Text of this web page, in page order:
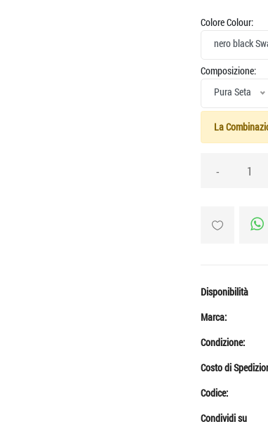
Colore Colour:
nero black
Composizione:
Pura Seta
La
-
Disponibilità
Marca:
Condizione:
Costo di
Codice:
Condividi su